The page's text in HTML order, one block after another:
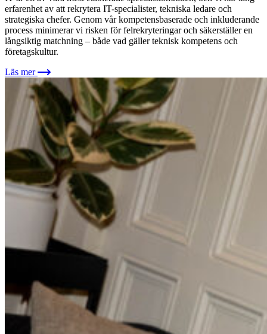
erfarenhet av att rekrytera IT-specialister, tekniska ledare och
strategiska chefer. Genom vår kompetensbaserade och inkluderande
process minimerar vi risken för felrekryteringar och säkerställer en
långsiktig matchning – både vad gäller teknisk kompetens och
företagskultur.
Läs mer